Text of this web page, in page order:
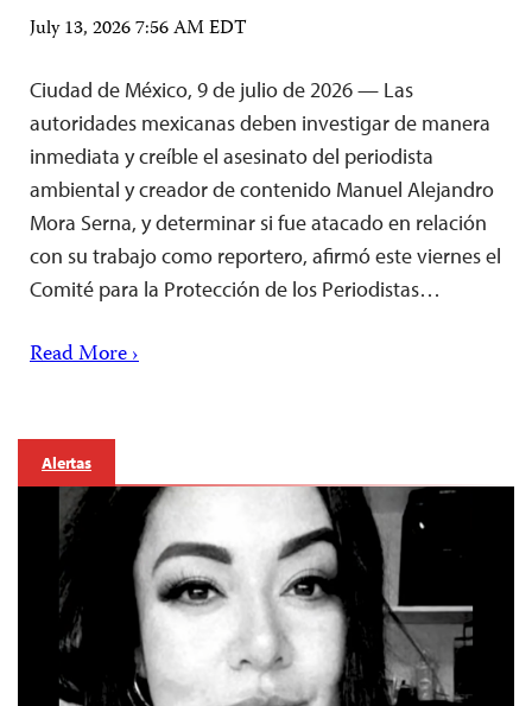
July 13, 2026 7:56 AM EDT
Ciudad de México, 9 de julio de 2026 — Las
autoridades mexicanas deben investigar de manera
inmediata y creíble el asesinato del periodista
ambiental y creador de contenido Manuel Alejandro
Mora Serna, y determinar si fue atacado en relación
con su trabajo como reportero, afirmó este viernes el
Comité para la Protección de los Periodistas…
Read More ›
Alertas